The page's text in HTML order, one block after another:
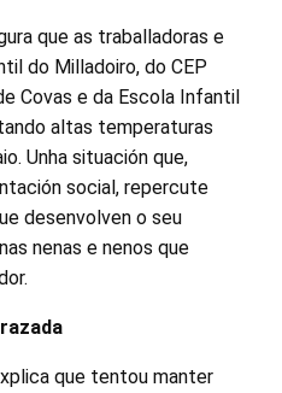
que as traballadoras e
do Milladoiro, do CEP
Covas e da Escola Infantil
altas temperaturas
Unha situación que,
social, repercute
desenvolven o seu
nenas e nenos que
que tentou manter